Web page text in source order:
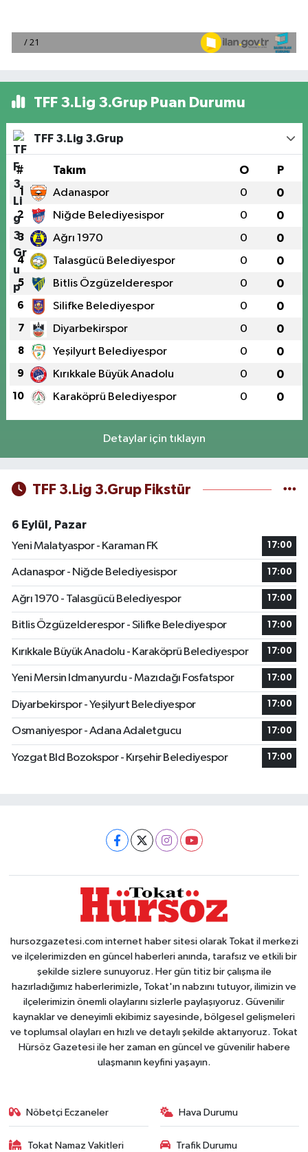
TFF 3.Lig 3.Grup Puan Durumu
TFF 3.Lig 3.Grup
# Takım O P
1 Adanaspor 0 0
2 Niğde Belediyesispor 0 0
3 Ağrı 1970 0 0
4 Talasgücü Belediyespor 0 0
5 Bitlis Özgüzelderespor 0 0
6 Silifke Belediyespor 0 0
7 Diyarbekirspor 0 0
8 Yeşilyurt Belediyespor 0 0
9 Kırıkkale Büyük Anadolu 0 0
10 Karaköprü Belediyespor 0 0
Detaylar için tıklayın
TFF 3.Lig 3.Grup Fikstür
6 Eylül, Pazar
Yeni Malatyaspor - Karaman FK
17:00
Adanaspor - Niğde Belediyesispor 17:00
Ağrı 1970 - Talasgücü Belediyespor 17:00
Bitlis Özgüzelderespor - Silifke Belediyespor 17:00
Kırıkkale Büyük Anadolu - Karaköprü Belediyespor 17:00
Yeni Mersin Idmanyurdu - Mazıdağı Fosfatspor 17:00
Diyarbekirspor - Yeşilyurt Belediyespor 17:00
Osmaniyespor - Adana Adaletgucu 17:00
Yozgat Bld Bozokspor - Kırşehir Belediyespor 17:00
hursozgazetesi.com internet haber sitesi olarak Tokat il merkezi
ve ilçelerimizden en güncel haberleri anında, tarafsız ve etkili bir
şekilde sizlere sunuyoruz. Her gün titiz bir çalışma ile
hazırladığımız haberlerimizle, Tokat'ın nabzını tutuyor, ilimizin ve
ilçelerimizin önemli olaylarını sizlerle paylaşıyoruz. Güvenilir
kaynaklar ve deneyimli ekibimiz sayesinde, bölgesel gelişmeleri
ve toplumsal olayları en hızlı ve detaylı şekilde aktarıyoruz. Tokat
Hürsöz Gazetesi ile her zaman en güncel ve güvenilir habere
ulaşmanın keyfini yaşayın.
Nöbetçi Eczaneler Hava Durumu
Tokat Namaz Vakitleri Trafik Durumu